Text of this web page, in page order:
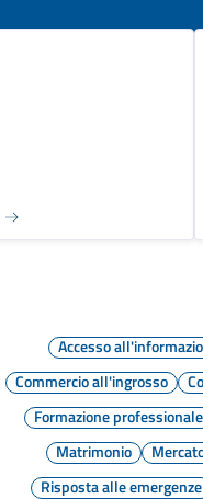
Accesso
Commercio all'ingrosso
Formazione professionale
Matrimonio
Risposta alle emergenze